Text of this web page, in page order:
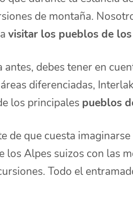
de montaña.
visitar los pueblos de
antes, debes tener en
diferenciadas,
los principales pueblos
de que cuesta
los Alpes suizos con las
Todo el